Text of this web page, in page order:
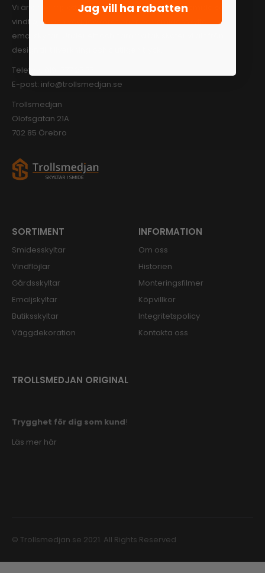
Vi är en komplett leverantör inom dekorationssmide som
vindflöjlar och väggdekorationer och smidesskyltar,
emaljskyltar. Under ett och samma tak sköter vi allt från
design till tillverkning och slutligen tryck.
Telefon:
E-post: info@trollsmedjan.se
Trollsmedjan
Olofsgatan 21A
702 85 Örebro
SORTIMENT
Smidesskyltar
Vindflöjlar
Gårdsskyltar
Emaljskyltar
Butiksskyltar
Väggdekoration
INFORMATION
Om oss
Historien
Monteringsfilmer
Köpvillkor
Integritetspolicy
Kontakta oss
TROLLSMEDJAN ORIGINAL
Trygghet för dig som kund!
Läs mer här
© Trollsmedjan.se 2021. All Rights Reserved
Jag vill ha rabatten